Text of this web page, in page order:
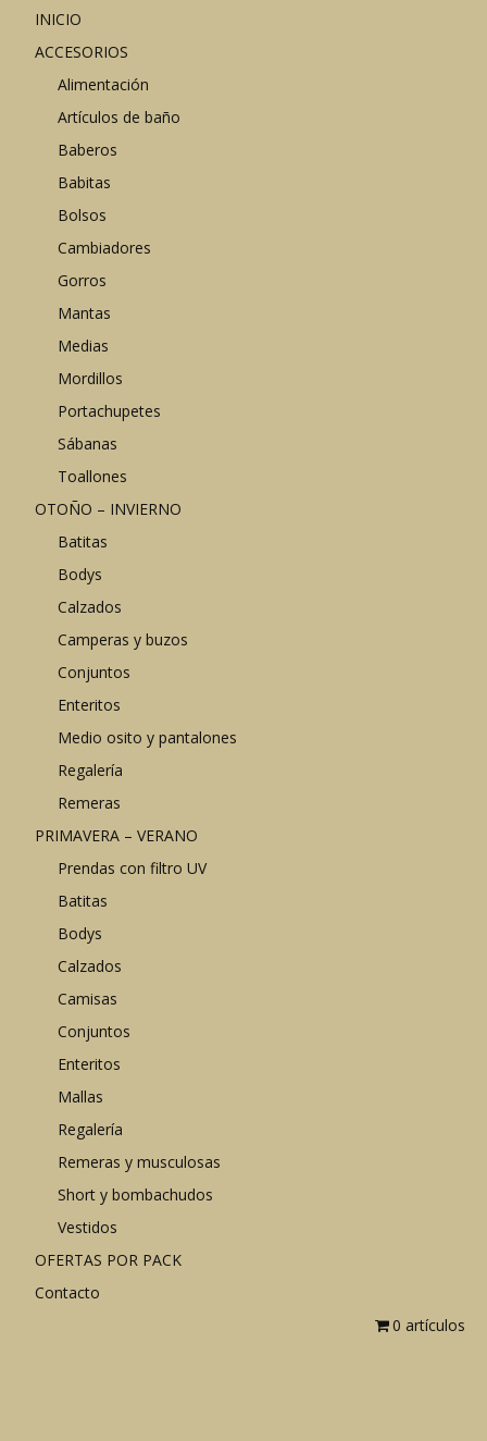
INICIO
ACCESORIOS
Alimentación
Artículos de baño
Baberos
Babitas
Bolsos
Cambiadores
Gorros
Mantas
Medias
Mordillos
Portachupetes
Sábanas
Toallones
OTOÑO – INVIERNO
Batitas
Bodys
Calzados
Camperas y buzos
Conjuntos
Enteritos
Medio osito y pantalones
Regalería
Remeras
PRIMAVERA – VERANO
Prendas con filtro UV
Batitas
Bodys
Calzados
Camisas
Conjuntos
Enteritos
Mallas
Regalería
Remeras y musculosas
Short y bombachudos
Vestidos
OFERTAS POR PACK
Contacto
0 artículos